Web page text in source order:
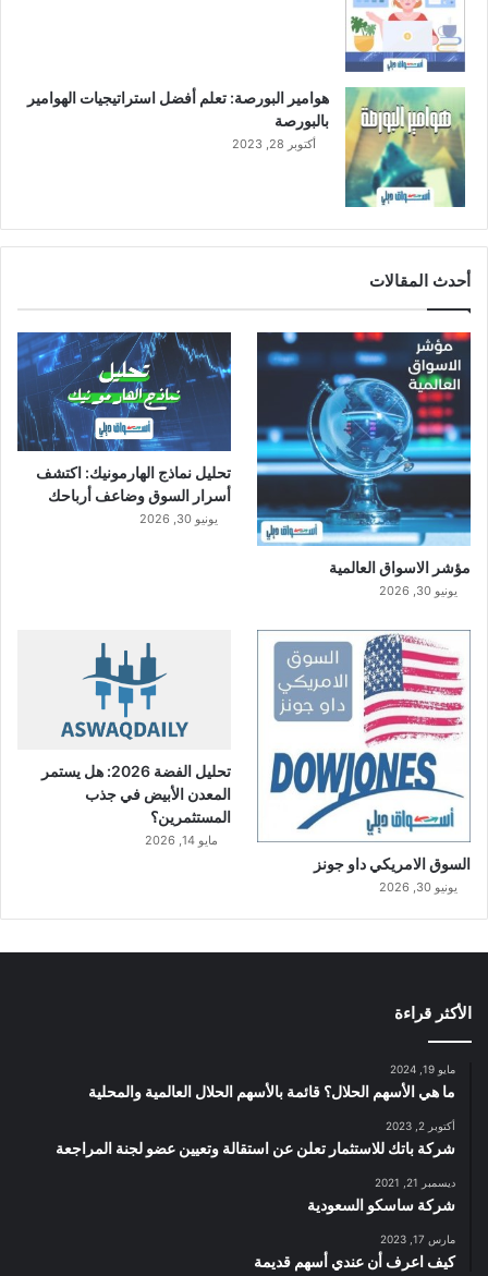
هوامير البورصة: تعلم أفضل استراتيجيات الهوامير
بالبورصة
أكتوبر 28, 2023
أحدث المقالات
مؤشر الاسواق العالمية
يونيو 30, 2026
تحليل نماذج الهارمونيك: اكتشف
أسرار السوق وضاعف أرباحك
يونيو 30, 2026
السوق الامريكي داو جونز
يونيو 30, 2026
تحليل الفضة 2026: هل يستمر
المعدن الأبيض في جذب
المستثمرين؟
مايو 14, 2026
الأكثر قراءة
مايو 19, 2024
ما هي الأسهم الحلال؟ قائمة بالأسهم الحلال العالمية والمحلية
أكتوبر 2, 2023
شركة باتك للاستثمار تعلن عن استقالة وتعيين عضو لجنة المراجعة
ديسمبر 21, 2021
شركة ساسكو السعودية
مارس 17, 2023
كيف اعرف أن عندي أسهم قديمة